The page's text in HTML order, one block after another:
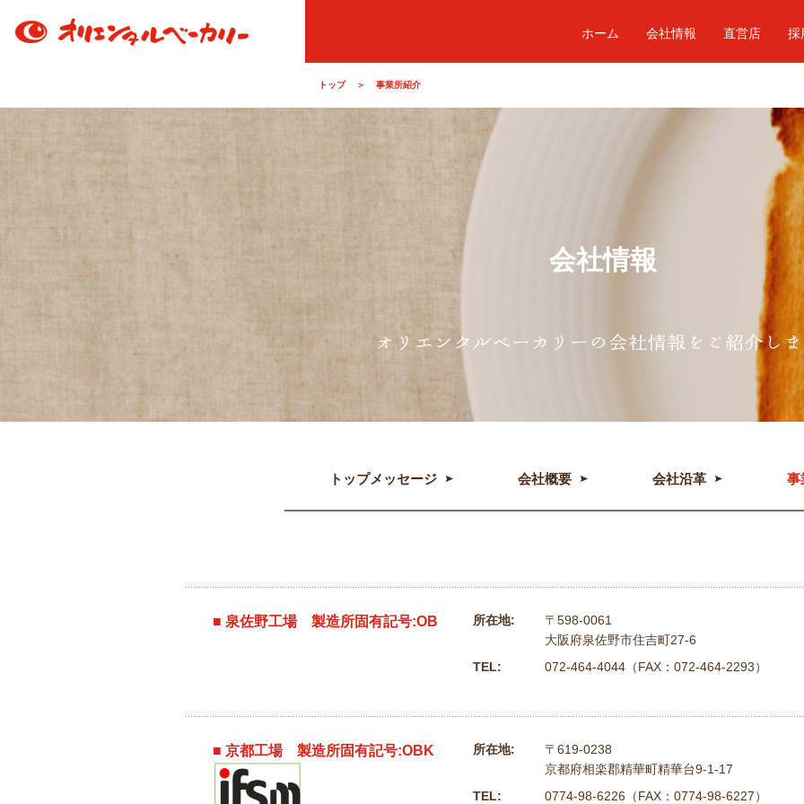
トップ ＞ 事業所紹介
ホーム 会社情報 直営店 採
会社情報
トップメッセージ 会社概要 会社沿革 事
■ 泉佐野工場 製造所固有記号:OB 所在地:
〒598-0061
大阪府泉佐野市住吉町27-6
TEL:
072-464-4044（FAX：072-464-2293）
■ 京都工場 製造所固有記号:OBK 所在地:
〒619-0238
京都府相楽郡精華町精華台9-1-17
TEL:
0774-98-6226（FAX：0774-98-6227）